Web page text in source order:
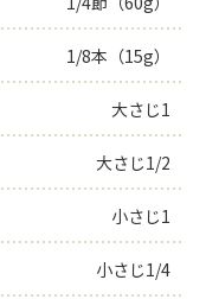
1/8本（15g）
大さじ1
大さじ1/2
小さじ1
小さじ1/4